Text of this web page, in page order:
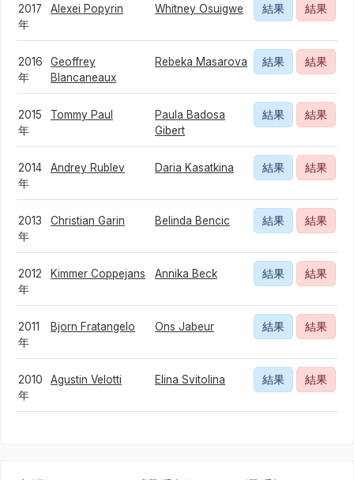
2017
年
Alexei Popyrin Whitney Osuigwe 結果 結果
2016
年
Geoffrey
Blancaneaux
Rebeka Masarova 結果 結果
2015
年
Tommy Paul
Paula Badosa
Gibert
結果 結果
2014
年
Andrey Rublev Daria Kasatkina 結果 結果
2013
年
Christian Garin Belinda Bencic 結果 結果
2012
年
Kimmer Coppejans Annika Beck 結果 結果
2011
年
Bjorn Fratangelo Ons Jabeur 結果 結果
2010
年
Agustin Velotti Elina Svitolina 結果 結果